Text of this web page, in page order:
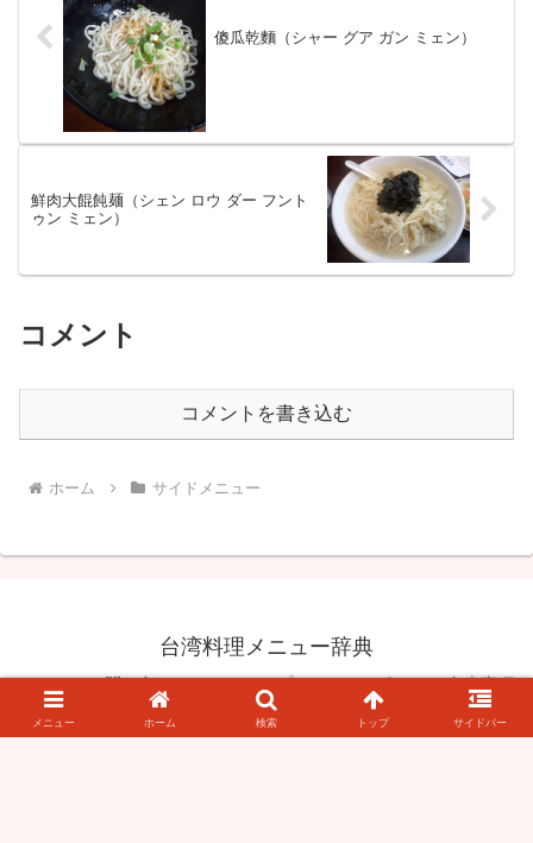
傻瓜乾麵（シャー グア ガン ミェン）
鮮肉大餛飩麺（シェン ロウ ダー フント
ゥン ミェン）
コメント
コメントを書き込む
ホーム サイドメニュー
台湾料理メニュー辞典
お問い合わせ プライバシーポリシー/免責事項
© 2019 台湾料理メニュー辞典.
メニュー ホーム 検索 トップ サイドバー